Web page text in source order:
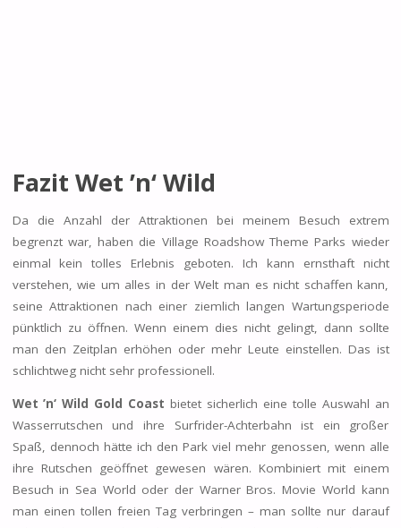
Fazit Wet ’n‘ Wild
Da die Anzahl der Attraktionen bei meinem Besuch extrem
begrenzt war, haben die Village Roadshow Theme Parks wieder
einmal kein tolles Erlebnis geboten. Ich kann ernsthaft nicht
verstehen, wie um alles in der Welt man es nicht schaffen kann,
seine Attraktionen nach einer ziemlich langen Wartungsperiode
pünktlich zu öffnen. Wenn einem dies nicht gelingt, dann sollte
man den Zeitplan erhöhen oder mehr Leute einstellen. Das ist
schlichtweg nicht sehr professionell.
Wet ’n‘ Wild Gold Coast bietet sicherlich eine tolle Auswahl an
Wasserrutschen und ihre Surfrider-Achterbahn ist ein großer
Spaß, dennoch hätte ich den Park viel mehr genossen, wenn alle
ihre Rutschen geöffnet gewesen wären. Kombiniert mit einem
Besuch in Sea World oder der Warner Bros. Movie World kann
man einen tollen freien Tag verbringen – man sollte nur darauf